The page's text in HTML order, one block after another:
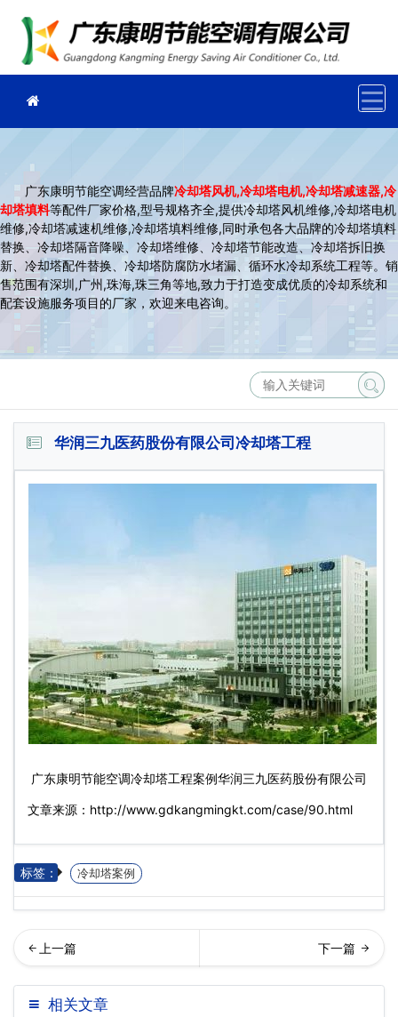
广东康明节能空调经营品牌冷却塔风机,冷却塔电机,冷却塔减速器,冷
却塔填料等配件厂家价格,型号规格齐全,提供冷却塔风机维修,冷却塔电机
维修,冷却塔减速机维修,冷却塔填料维修,同时承包各大品牌的冷却塔填料
替换、冷却塔隔音降噪、冷却塔维修、冷却塔节能改造、冷却塔拆旧换
新、冷却塔配件替换、冷却塔防腐防水堵漏、循环水冷却系统工程等。销
售范围有深圳,广州,珠海,珠三角等地,致力于打造变成优质的冷却系统和
配套设施服务项目的厂家，欢迎来电咨询。
华润三九医药股份有限公司冷却塔工程
广东康明节能空调冷却塔工程案例华润三九医药股份有限公司
文章来源：http://www.gdkangmingkt.com/case/90.html
标签： 冷却塔案例
南电路有限公司冷却塔工程 圳市迈瑞生物医学电子有限
相关文章